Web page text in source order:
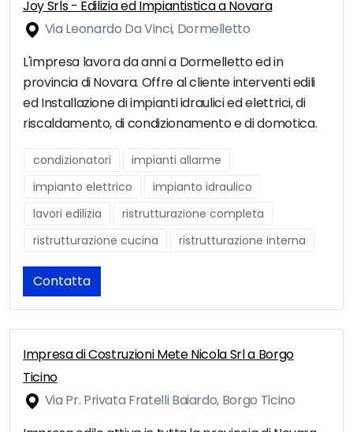
Joy Srls - Edilizia ed Impiantistica a Novara
Via Leonardo Da Vinci, Dormelletto
L'impresa lavora da anni a Dormelletto ed in
provincia di Novara. Offre al cliente interventi edili
ed Installazione di impianti idraulici ed elettrici, di
riscaldamento, di condizionamento e di domotica.
condizionatori
impianti allarme
impianto elettrico
impianto idraulico
lavori edilizia
ristrutturazione completa
ristrutturazione cucina
ristrutturazione interna
Contatta
Impresa di Costruzioni Mete Nicola Srl a Borgo
Ticino
Via Pr. Privata Fratelli Baiardo, Borgo Ticino